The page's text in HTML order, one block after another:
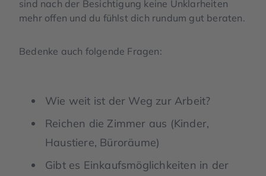
sind nach der Besichtigung keine Unklarheiten
mehr offen und du fühlst dich rundum gut beraten.
Bedenke auch folgende Fragen:
Wie weit ist der Weg zur Arbeit?
Reichen die Zimmer aus (Kinder,
Haustiere, Büroräume)
Gibt es Einkaufsmöglichkeiten in der